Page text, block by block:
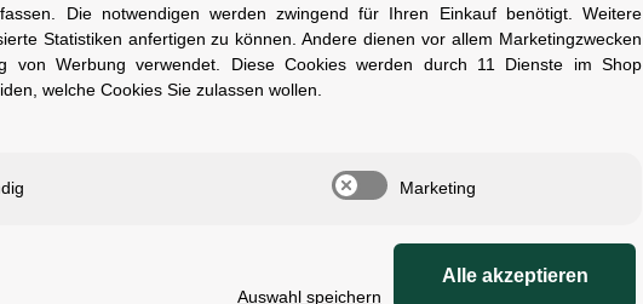
80 Lux (40 Lux Low, 20 Lux Eco)
90 m
h (Standard), 15 h (Eco)
LED
5-stufiger Batterieindikator, Light Guide, StVZO-zugelassen
Die notwendigen werden zwingend für Ihren Einkauf benötigt. Weitere
Statistiken anfertigen zu können. Andere dienen vor allem Marketingzwecken
von Werbung verwendet. Diese Cookies werden durch 11 Dienste im Shop
welche Cookies Sie zulassen wollen.
Marketing
Auswahl speichern
Alle akzeptieren